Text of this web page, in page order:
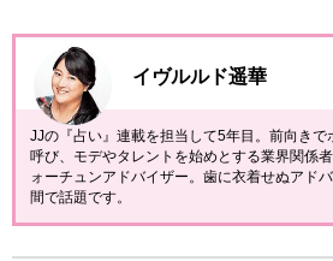
イヴルルド遥華
JJの『占い』連載を担当して5年目。前向きで
呼び、モデやタレントを始めとする業界関係
ォーチュンアドバイザー。歯に衣着せぬアド
間で話題です。